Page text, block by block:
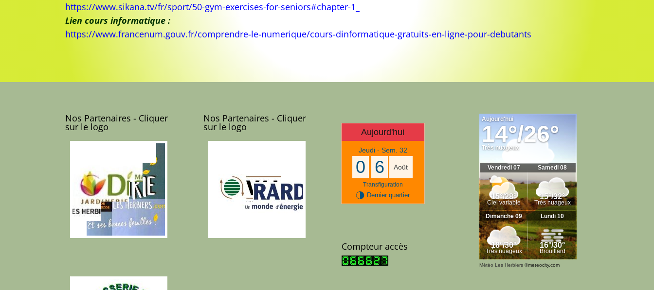
https://www.sikana.tv/fr/sport/50-gym-exercises-for-seniors#chapter-1_
Lien cours informatique :
https://www.francenum.gouv.fr/comprendre-le-numerique/cours-dinformatique-gratuits-en-ligne-pour-debutants
Nos Partenaires - Cliquer
sur le logo
Nos Partenaires - Cliquer
sur le logo Aujourd'hui
Jeudi - Sem. 32
0 6 Août
Transfiguration
T Dernier quartier
Compteur accès
Météo Les Herbiers ©meteocity.com